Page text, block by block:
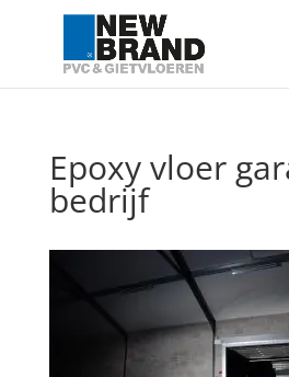
Epoxy vloer
bedrijf